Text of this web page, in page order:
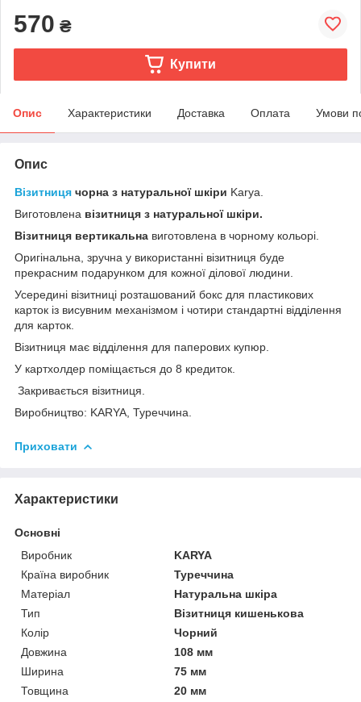
570 ₴
Купити
Опис Характеристики Доставка Оплата Умови
Опис
Візитниця чорна з натуральної шкіри Karya.
Виготовлена візитниця з натуральної шкіри.
Візитниця вертикальна виготовлена в чорному кольорі.
Оригінальна, зручна у використанні візитниця буде
прекрасним подарунком для кожної ділової людини.
Усередині візитниці розташований бокс для пластикових
карток із висувним механізмом і чотири стандартні відділення
для карток.
Візитниця має відділення для паперових купюр.
У картхолдер поміщається до 8 кредиток.
Закривається візитниця.
Виробництво: KARYA, Туреччина.
Приховати
Характеристики
Основні
Виробник
KARYA
Країна виробник
Туреччина
Матеріал
Натуральна шкіра
Тип
Візитниця кишенькова
Колір
Чорний
Довжина
108 мм
Ширина
75 мм
Товщина
20 мм